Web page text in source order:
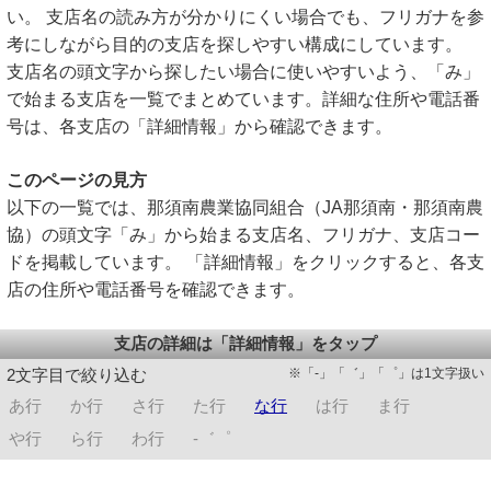
い。 支店名の読み方が分かりにくい場合でも、フリガナを参
考にしながら目的の支店を探しやすい構成にしています。
支店名の頭文字から探したい場合に使いやすいよう、「み」
で始まる支店を一覧でまとめています。詳細な住所や電話番
号は、各支店の「詳細情報」から確認できます。
このページの見方
以下の一覧では、那須南農業協同組合（JA那須南・那須南農
協）の頭文字「み」から始まる支店名、フリガナ、支店コー
ドを掲載しています。 「詳細情報」をクリックすると、各支
店の住所や電話番号を確認できます。
支店の詳細は「詳細情報」をタップ
2文字目で絞り込む
※「-」「゛」「゜」は1文字扱い
あ行 か行 さ行 た行 な行 は行
ま行
や行
ら行 わ行 -゛゜